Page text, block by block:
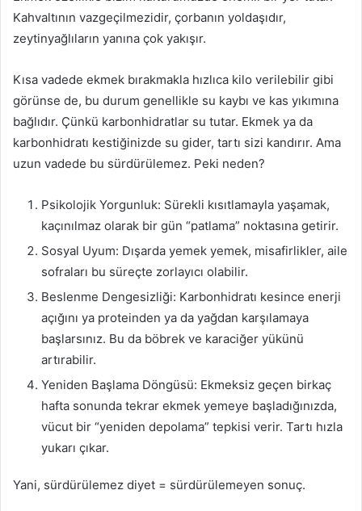
Kahvaltının vazgeçilmezidir, çorbanın yoldaşıdır,
zeytinyağlıların yanına çok yakışır.
Kısa vadede ekmek bırakmakla hızlıca kilo verilebilir gibi
görünse de, bu durum genellikle su kaybı ve kas yıkımına
bağlıdır. Çünkü karbonhidratlar su tutar. Ekmek ya da
karbonhidratı kestiğinizde su gider, tartı sizi kandırır. Ama
uzun vadede bu sürdürülemez. Peki neden?
Psikolojik Yorgunluk: Sürekli kısıtlamayla yaşamak,
kaçınılmaz olarak bir gün “patlama” noktasına getirir.
Sosyal Uyum: Dışarda yemek yemek, misafirlikler, aile
sofraları bu süreçte zorlayıcı olabilir.
Beslenme Dengesizliği: Karbonhidratı kesince enerji
açığını ya proteinden ya da yağdan karşılamaya
başlarsınız. Bu da böbrek ve karaciğer yükünü
artırabilir.
Yeniden Başlama Döngüsü: Ekmeksiz geçen birkaç
hafta sonunda tekrar ekmek yemeye başladığınızda,
vücut bir “yeniden depolama” tepkisi verir. Tartı hızla
yukarı çıkar.
Yani, sürdürülemez diyet = sürdürülemeyen sonuç.